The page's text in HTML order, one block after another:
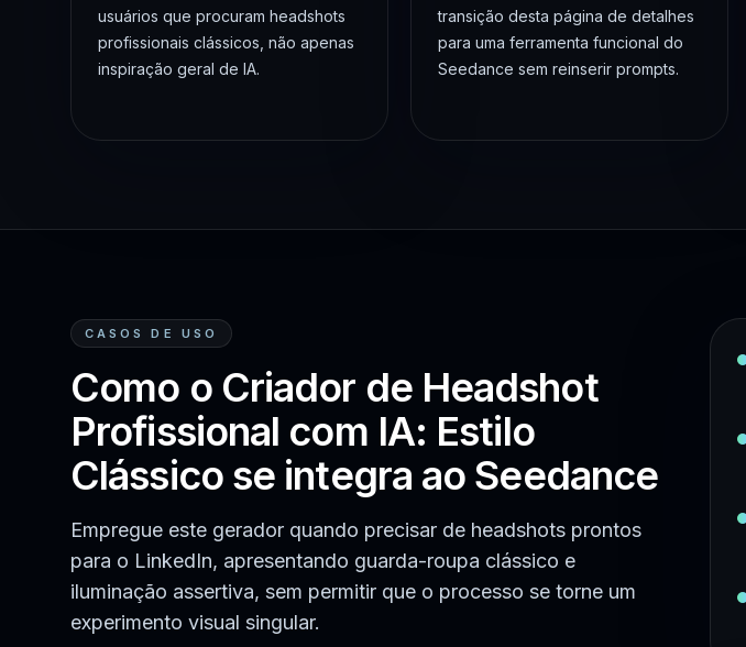
usuários que procuram headshots
profissionais clássicos, não apenas
inspiração geral de IA.
transição desta página de detalhes
para uma ferramenta funcional do
Seedance sem reinserir prompts.
CASOS DE USO
Como o Criador de Headshot
Profissional com IA: Estilo
Clássico se integra ao Seedance
Empregue este gerador quando precisar de headshots prontos
para o LinkedIn, apresentando guarda-roupa clássico e
iluminação assertiva, sem permitir que o processo se torne um
experimento visual singular.